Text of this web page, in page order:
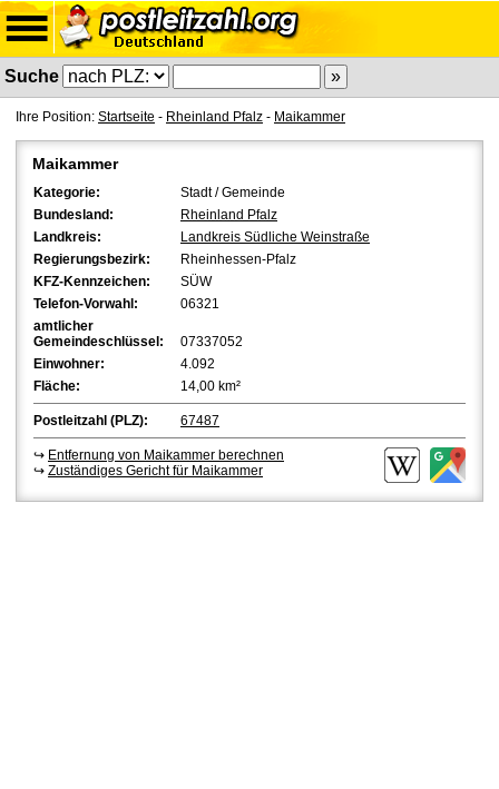
Suche
Ihre Position: Startseite - Rheinland Pfalz - Maikammer
Maikammer
Kategorie:
Stadt / Gemeinde
Bundesland:
Rheinland Pfalz
Landkreis:
Landkreis Südliche Weinstraße
Regierungsbezirk:
Rheinhessen-Pfalz
KFZ-Kennzeichen:
SÜW
Telefon-Vorwahl:
06321
amtlicher
Gemeindeschlüssel:
07337052
Einwohner:
4.092
Fläche:
14,00 km²
Postleitzahl (PLZ): 67487
↪ Entfernung von Maikammer berechnen
↪ Zuständiges Gericht für Maikammer